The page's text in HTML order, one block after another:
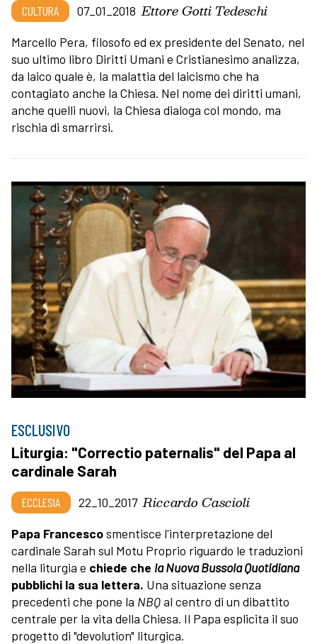
CULTURA 07_01_2018 Ettore Gotti Tedeschi
Marcello Pera, filosofo ed ex presidente del Senato, nel
suo ultimo libro Diritti Umani e Cristianesimo analizza,
da laico quale è, la malattia del laicismo che ha
contagiato anche la Chiesa. Nel nome dei diritti umani,
anche quelli nuovi, la Chiesa dialoga col mondo, ma
rischia di smarrirsi.
ESCLUSIVO
Liturgia: "Correctio paternalis" del Papa al
cardinale Sarah
ECCLESIA 22_10_2017 Riccardo Cascioli
Papa Francescosmentisce l'interpretazione del
cardinale Sarah sul Motu Proprio riguardo le traduzioni
nella liturgia e chiede che la Nuova Bussola Quotidiana
pubblichi la sua lettera. Una situazione senza
precedenti che pone la NBQal centro di un dibattito
centrale per la vita della Chiesa. Il Papa esplicita il suo
progetto di "devolution" liturgica.